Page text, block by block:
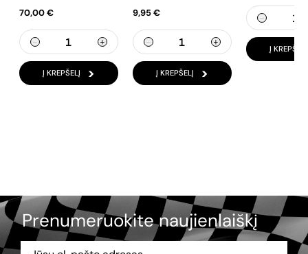
70,00 €
Į KREPŠELĮ
9,95 €
Į KREPŠELĮ
Į KREPŠELĮ
Prenumeruokite naujienlaiškį